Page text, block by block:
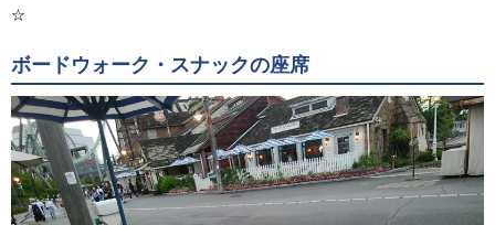
☆
ボードウォーク・スナックの座席